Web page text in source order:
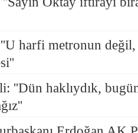
harfi metronun
''Dün haklıydık,